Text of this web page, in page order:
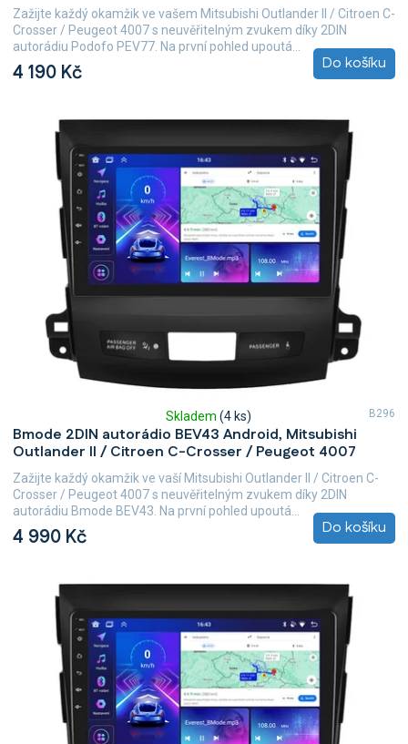
4 190 Kč Do košíku
Zažijte každý okamžik ve vašem Mitsubishi Outlander II / Citroen C-
Crosser / Peugeot 4007 s neuvěřitelným zvukem díky 2DIN
autorádiu Podofo PEV77. Na první pohled upoutá...
Bmode 2DIN autorádio BEV43 Android, Mitsubishi
Outlander II / Citroen C-Crosser / Peugeot 4007
hodnocení
produktu
je
5,0
z
hvězdiček.
Skladem (4 ks)
4 990 Kč Do košíku
Zažijte každý okamžik ve vaší Mitsubishi Outlander II / Citroen C-
Crosser / Peugeot 4007 s neuvěřitelným zvukem díky 2DIN
autorádiu Bmode BEV43. Na první pohled upoutá...
B296